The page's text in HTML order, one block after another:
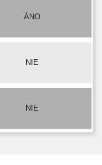
ÁNO
NIE
NIE